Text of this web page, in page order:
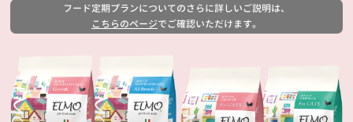
フード定期プランについてのさらに詳しいご説明は、
こちらのページでご確認いただけます。